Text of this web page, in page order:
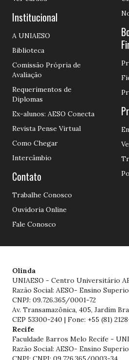
Institucional
A UNIAESO
Biblioteca
Comissão Própria de
Avaliação
Requerimentos de
Diplomas
Ex-alunos: AESO Conecta
Revista Pense Virtual
Como Chegar
Intercâmbio
Contato
Trabalhe Conosco
Ouvidoria Online
Fale Conosco
Olinda
UNIAESO - Centro Universitário
Razão Social: AESO- Ensino
CNPJ: 09.726.365/0001-72
Av. Transamazônica, 405, Jardim
CEP 53300-240 | Fone: +55 (81)
Recife
Faculdade Barros Melo Recife -
Razão Social: AESO- Ensino